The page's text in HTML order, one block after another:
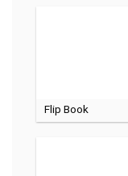
Flip Book